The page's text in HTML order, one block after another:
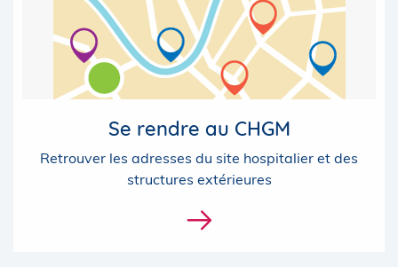
Se rendre au CHGM
Retrouver les adresses du site hospitalier et des
structures extérieures